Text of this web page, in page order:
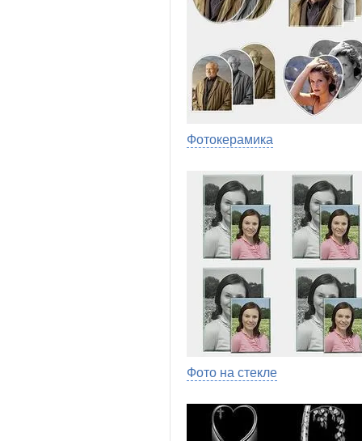
Фотокерамика
Фото на стекле